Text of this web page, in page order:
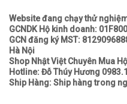
Website đang chạy thử
GCNDK Hộ kinh doanh:
GCN đăng ký MST:
Hà Nội
Shop Nhật Việt Chuyên Mua
Hotline: Đỗ Thúy Hương
Ship Hàng: Ship hàng trong